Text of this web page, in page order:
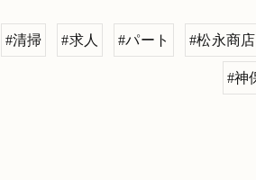
#清掃 #求人 #パート #松永商店
#神